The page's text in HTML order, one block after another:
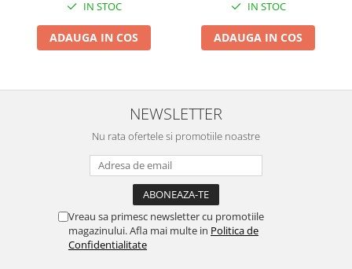
Chiuvete bucatarie compozit
Chiuvete inox
Coloane de dus
Scari
Climatizare si echipamente de
Aere conditionate
Panouri solare
Paturi electrice cu incalzire
Paturi, Plapumi, Perne,
Lenjerii de Pat, Jucarii,
61x50x71 cm, 210 Litri, Gri
IN STOC
ADAUGA IN COS
50 x 70 cm, Albastru
Deschis, Imprimeu Flori
IN STOC
ADAUGA IN COS
NEWSLETTER
Nu rata ofertele si promotiile noastre
Vreau sa primesc newsletter cu promotiile
magazinului. Afla mai multe in Politica de
Confidentialitate